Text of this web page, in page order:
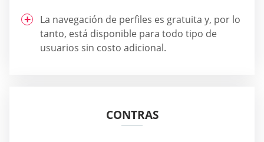
La navegación de perfiles es gratuita y, por lo
tanto, está disponible para todo tipo de
usuarios sin costo adicional.
CONTRAS